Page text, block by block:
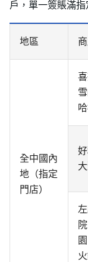
戶，單一簽賬滿指
地區
全中國內
地（指定
門店）